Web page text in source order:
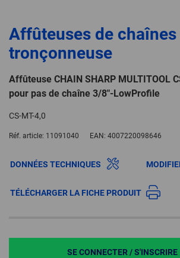
Affûteuses de chaînes
tronçonneuse
Affûteuse CHAIN SHARP MULTITOOL
pour pas de chaîne 3/8"-LowProfile
CS-MT-4,0
Réf. article: 11091040 EAN: 4007220098646
DONNÉES TECHNIQUES
TÉLÉCHARGER LA FICHE PRODUIT
SE CONNECTER / S'INSCRIRE